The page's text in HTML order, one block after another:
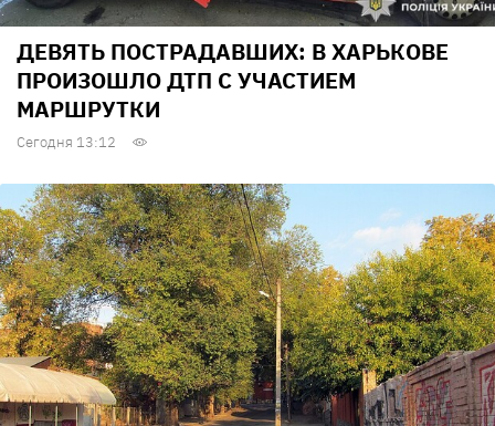
ДЕВЯТЬ ПОСТРАДАВШИХ: В ХАРЬКОВЕ
ПРОИЗОШЛО ДТП С УЧАСТИЕМ
МАРШРУТКИ
Сегодня 13:12